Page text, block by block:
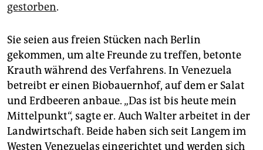
gestorben.
Sie seien aus freien Stücken nach Berlin
gekommen, um alte Freunde zu treffen, betonte
Krauth während des Verfahrens. In Venezuela
betreibt er einen Biobauernhof, auf dem er Salat
und Erdbeeren anbaue. „Das ist bis heute mein
Mittelpunkt“, sagte er. Auch Walter arbeitet in der
Landwirtschaft. Beide haben sich seit Langem im
Westen Venezuelas eingerichtet und werden sich